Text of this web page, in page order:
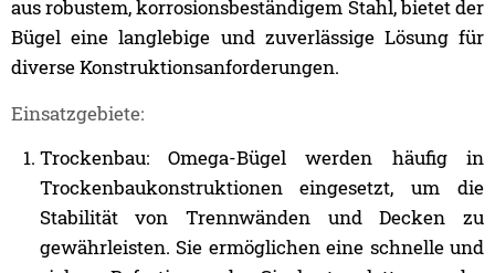
aus robustem, korrosionsbeständigem Stahl, bietet der
Bügel eine langlebige und zuverlässige Lösung für
diverse Konstruktionsanforderungen.
Einsatzgebiete:
Trockenbau: Omega-Bügel werden häufig in
Trockenbaukonstruktionen eingesetzt, um die
Stabilität von Trennwänden und Decken zu
gewährleisten. Sie ermöglichen eine schnelle und